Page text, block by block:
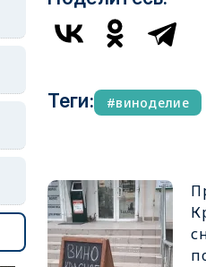
Теги: виноделие